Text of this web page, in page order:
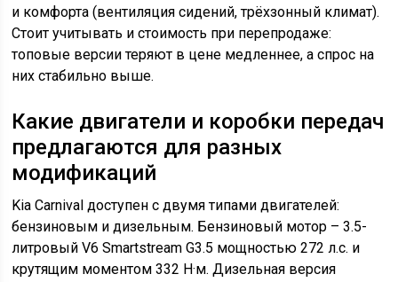
и комфорта (вентиляция сидений, трёхзонный климат).
Стоит учитывать и стоимость при перепродаже:
топовые версии теряют в цене медленнее, а спрос на
них стабильно выше.
Какие двигатели и коробки передач
предлагаются для разных
модификаций
Kia Carnival доступен с двумя типами двигателей:
бензиновым и дизельным. Бензиновый мотор – 3.5-
литровый V6 Smartstream G3.5 мощностью 272 л.с. и
крутящим моментом 332 Н·м. Дизельная версия